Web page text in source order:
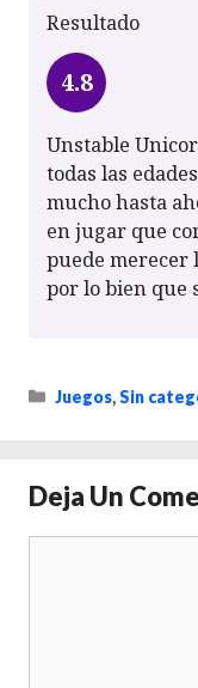
Resultado
4.8
Unstable
todas las
mucho hasta
en jugar que
puede merecer
por lo bien que
Categorías
Juegos,Sin
Deja Un